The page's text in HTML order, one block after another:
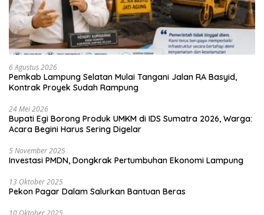
6 Agustus 2026
Pemkab Lampung Selatan Mulai Tangani Jalan RA Basyid,
Kontrak Proyek Sudah Rampung
24 Mei 2026
Bupati Egi Borong Produk UMKM di IDS Sumatra 2026, Warga:
Acara Begini Harus Sering Digelar
5 November 2025
Investasi PMDN, Dongkrak Pertumbuhan Ekonomi Lampung
13 Oktober 2025
Pekon Pagar Dalam Salurkan Bantuan Beras
10 Oktober 2025